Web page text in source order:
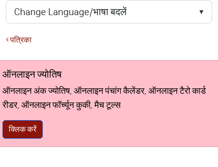
पत्रिका
ऑनलाइन ज्योतिष
ऑनलाइन अंक ज्योतिष, ऑनलाइन पंचांग कैलेंडर, ऑनलाइन टैरो कार्ड
रीडर, ऑनलाइन फॉर्च्यून कुकी, मैच टूल्स
क्लिक करें